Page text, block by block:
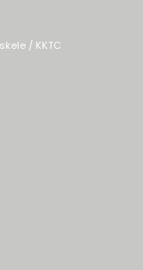
/ KKTC